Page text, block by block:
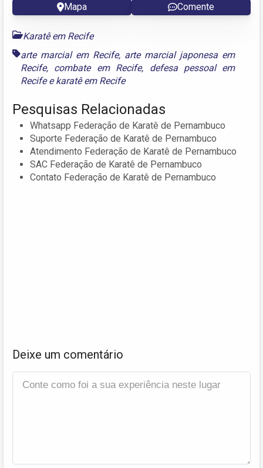
Mapa Comente
Karatê em Recife
arte marcial em Recife, arte marcial japonesa em
Recife, combate em Recife, defesa pessoal em
Recifeekaratê em Recife
Pesquisas Relacionadas
Whatsapp Federação de Karatê de Pernambuco
Suporte Federação de Karatê de Pernambuco
Atendimento Federação de Karatê de Pernambuco
SAC Federação de Karatê de Pernambuco
Contato Federação de Karatê de Pernambuco
Deixe um comentário